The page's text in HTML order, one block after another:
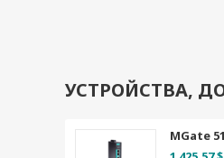
УСТРОЙСТВА,
MGate